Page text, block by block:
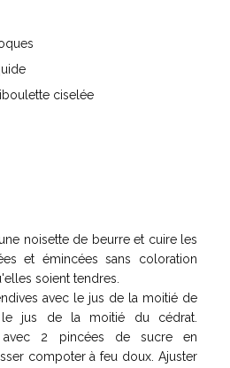
ciselée
noisette de beurre et cuire les
et émincées sans coloration
soient tendres.
avec le jus de la moitié de
le jus de la moitié du cédrat.
avec 2 pincées de sucre en
compoter à feu doux. Ajuster